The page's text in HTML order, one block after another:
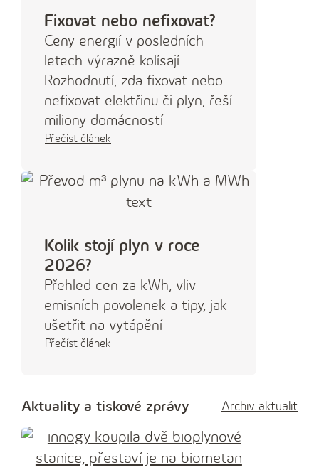
Fixovat nebo nefixovat?
Ceny energií v posledních
letech výrazně kolísají.
Rozhodnutí, zda fixovat nebo
nefixovat elektřinu či plyn, řeší
miliony domácností
Přečíst článek
Kolik stojí plyn v roce
2026?
Přehled cen za kWh, vliv
emisních povolenek a tipy, jak
ušetřit na vytápění
Přečíst článek
Aktuality a tiskové zprávy Archiv aktualit